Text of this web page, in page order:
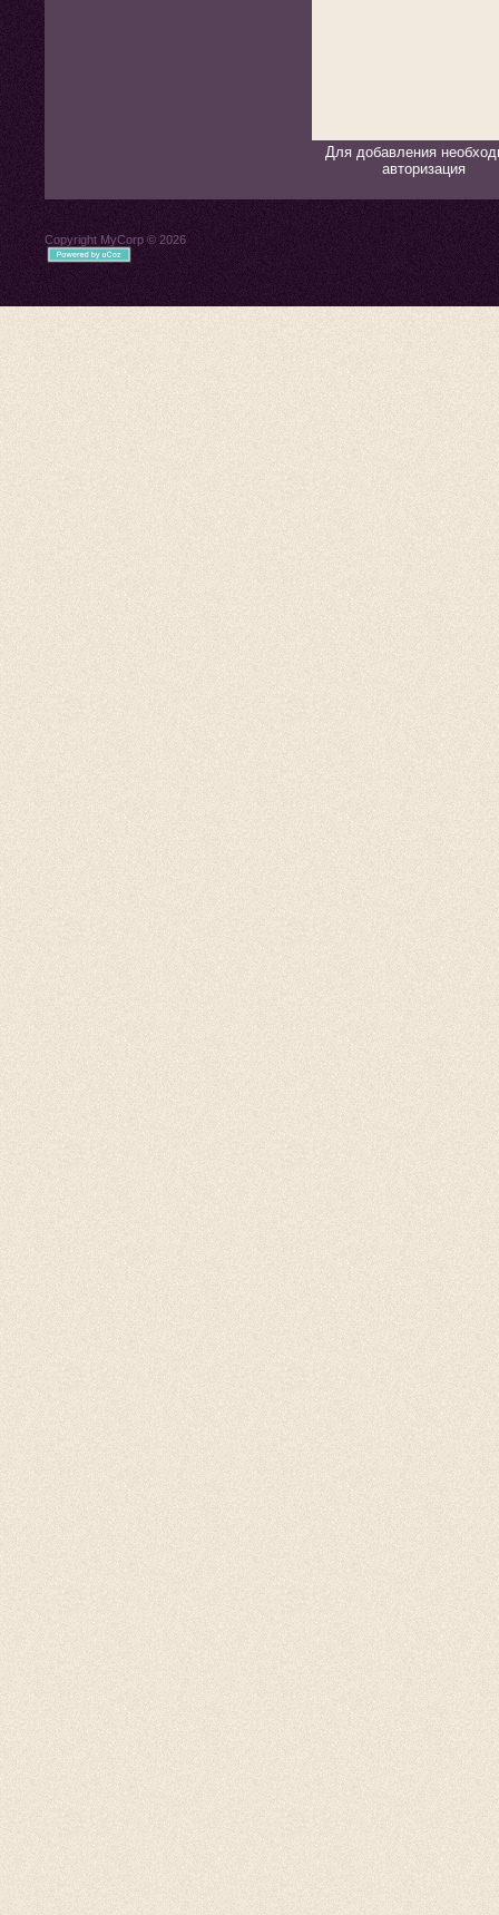
Для добавления
авторизация
Copyright MyCorp © 2026